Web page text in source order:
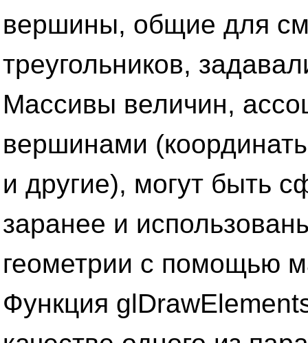
вершины, общие для
треугольников,
Массивы величин,
вершинами
и другие), могут быть
заранее и
геометрии с помощью
Функция